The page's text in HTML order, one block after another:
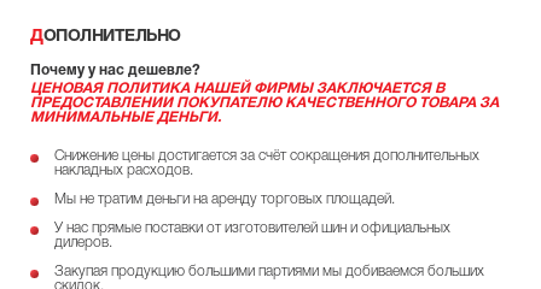
ДОПОЛНИТЕЛЬНО
Почему у нас дешевле?
ЦЕНОВАЯ ПОЛИТИКА НАШЕЙ ФИРМЫ ЗАКЛЮЧАЕТСЯ В
ПРЕДОСТАВЛЕНИИ ПОКУПАТЕЛЮ КАЧЕСТВЕННОГО ТОВАРА ЗА
МИНИМАЛЬНЫЕ ДЕНЬГИ.
Снижение цены достигается за счёт сокращения дополнительных
накладных расходов.
Мы не тратим деньги на аренду торговых площадей.
У нас прямые поставки от изготовителей шин и официальных
дилеров.
Закупая продукцию большими партиями мы добиваемся больших
скидок.